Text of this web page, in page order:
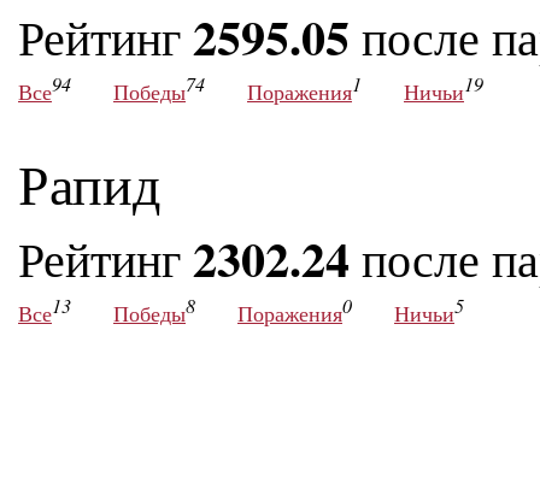
Рейтинг2595.05 после
Все94 Победы74 Поражения1 Ничьи19
Рапид
Рейтинг2302.24 после
Все13 Победы8 Поражения0 Ничьи5